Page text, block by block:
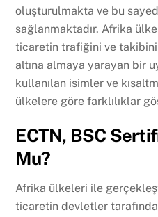
oluşturulmakta ve bu
sağlanmaktadır. Afrika
ticaretin trafiğini ve takibini
altına almaya yarayan bir
kullanılan isimler ve
ülkelere göre farklılıklar
ECTN, BSC
Mu?
Afrika ülkeleri ile
ticaretin devletler